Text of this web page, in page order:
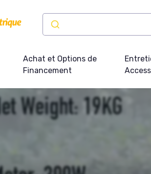
Achat et Options de
Financement